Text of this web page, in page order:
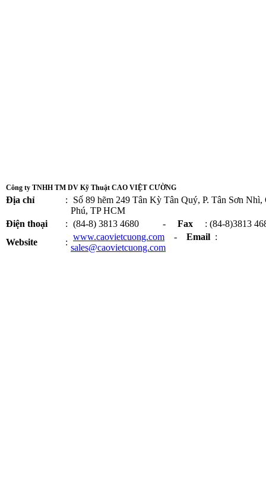
Công ty TNHH TM DV Kỹ Thuật CAO VIỆT CƯỜNG
Địa chỉ :
Số 89 hẽm 249 Tân Kỳ Tân Quý, P. Tân Sơn Nhì,
Phú, TP HCM
Điện thoại
: (84-8) 3813 4680 - Fax
: (84-8)3813
Website
:
www.caovietcuong.com - Email :
sales@caovietcuong.com